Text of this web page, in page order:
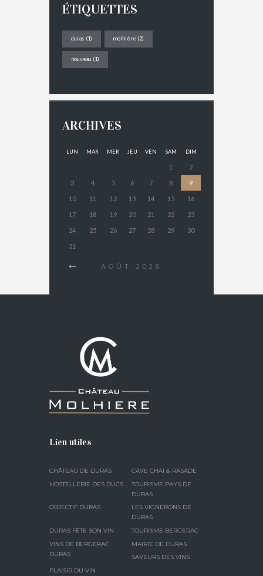
ÉTIQUETTES
duras (1) molhière (2)
nouveau (1)
ARCHIVES
LUN MAR MER JEU VEN SAM DIM
1 2
3 4 5 6 7 8 9
10 11 12 13 14 15 16
17 18 19 20 21 22 23
24 25 26 27 28 29 30
31
AOÛT 2026
Lien utiles
CHÂTEAU DE DURAS
CAVE CHAI & RASADE
HOSTELLERIE DES DUCS
TOURISME PAYS DE
DURAS
OBJECTIF DURAS
LES VIGNERONS DE
DURAS
DURAS FÊTE SON VIN
TOURISME BERGERAC
VINS DE BERGERAC
DURAS
MAIRIE DE DURAS
SAVEURS DES VINS
PLAISIR DU VIN